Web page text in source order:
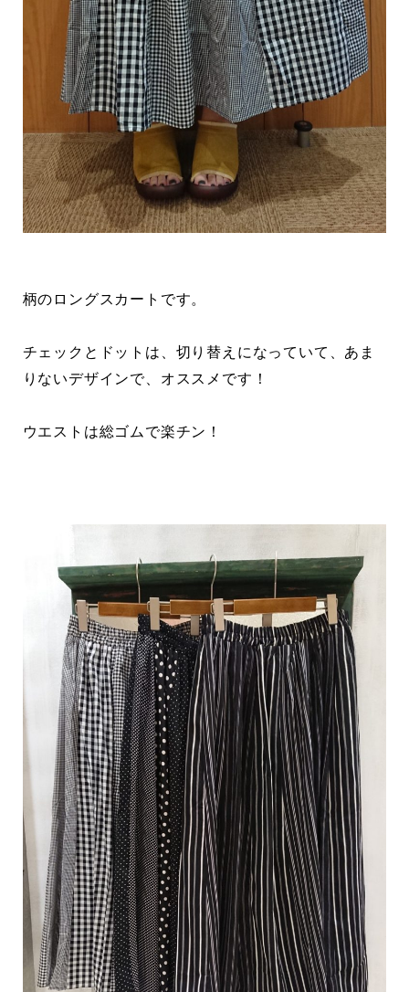
柄のロングスカートです。
チェックとドットは、切り替えになっていて、あま
りないデザインで、オススメです！
ウエストは総ゴムで楽チン！